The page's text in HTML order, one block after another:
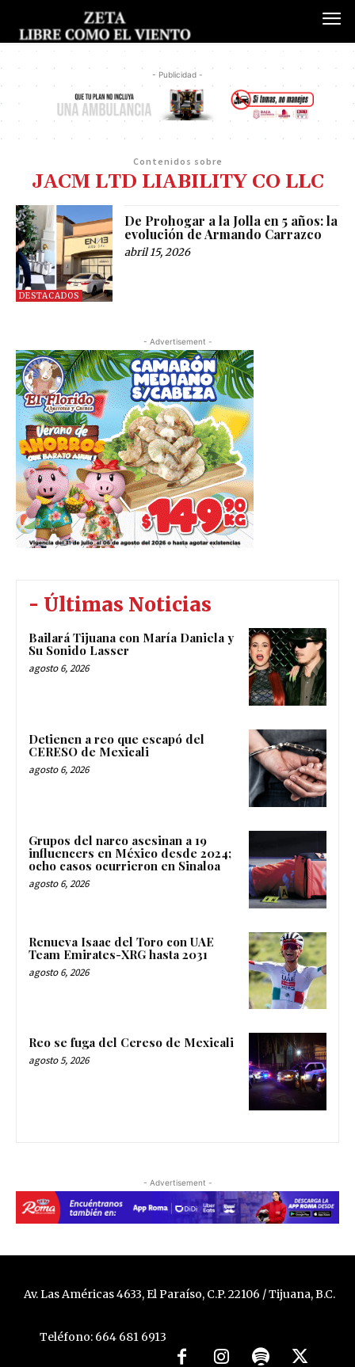
- Publicidad -
Contenidos sobre
JACM LTD LIABILITY CO LLC
DESTACADOS
De Prohogar a la Jolla en 5 años: la
evolución de Armando Carrazco
abril 15, 2026
- Advertisement -
- Últimas Noticias
Bailará Tijuana con María Daniela y
Su Sonido Lasser
agosto 6, 2026
Detienen a reo que escapó del
CERESO de Mexicali
agosto 6, 2026
Grupos del narco asesinan a 19
influencers en México desde 2024;
ocho casos ocurrieron en Sinaloa
agosto 6, 2026
Renueva Isaac del Toro con UAE
Team Emirates-XRG hasta 2031
agosto 6, 2026
Reo se fuga del Cereso de Mexicali
agosto 5, 2026
- Advertisement -
Av. Las Américas 4633, El Paraíso, C.P. 22106 / Tijuana, B.C.
Teléfono: 664 681 6913